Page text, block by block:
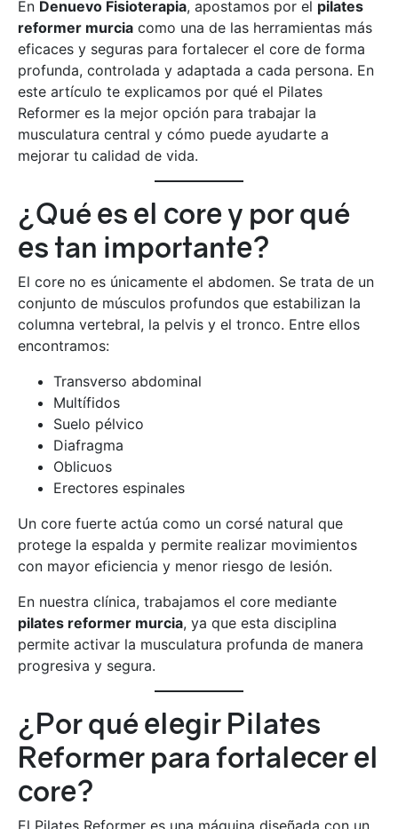
En Denuevo Fisioterapia, apostamos por el pilates
reformer murcia como una de las herramientas más
eficaces y seguras para fortalecer el core de forma
profunda, controlada y adaptada a cada persona. En
este artículo te explicamos por qué el Pilates
Reformer es la mejor opción para trabajar la
musculatura central y cómo puede ayudarte a
mejorar tu calidad de vida.
¿Qué es el core y por qué
es tan importante?
El core no es únicamente el abdomen. Se trata de un
conjunto de músculos profundos que estabilizan la
columna vertebral, la pelvis y el tronco. Entre ellos
encontramos:
Transverso abdominal
Multífidos
Suelo pélvico
Diafragma
Oblicuos
Erectores espinales
Un core fuerte actúa como un corsé natural que
protege la espalda y permite realizar movimientos
con mayor eficiencia y menor riesgo de lesión.
En nuestra clínica, trabajamos el core mediante
pilates reformer murcia, ya que esta disciplina
permite activar la musculatura profunda de manera
progresiva y segura.
¿Por qué elegir Pilates
Reformer para fortalecer el
core?